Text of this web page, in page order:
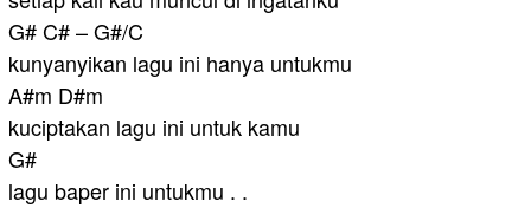
G# C# – G#/C
kunyanyikan lagu ini hanya untukmu
A#m D#m
kuciptakan lagu ini untuk kamu
G#
lagu baper ini untukmu . .